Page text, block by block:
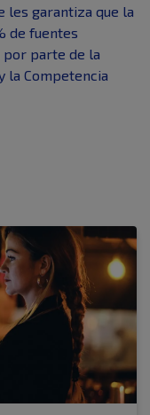
les garantiza que la
de fuentes
por parte de la
la Competencia